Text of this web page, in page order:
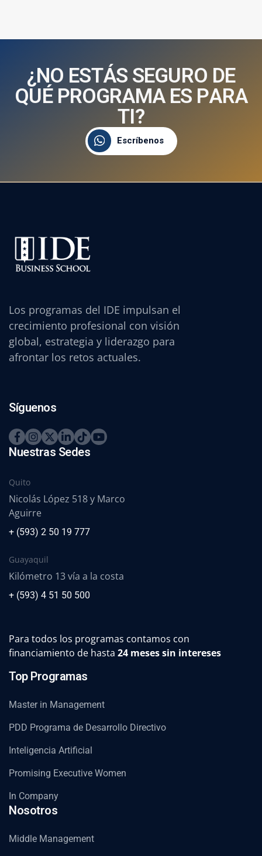
¿NO ESTÁS SEGURO DE
QUÉ PROGRAMA ES PARA
TI?
Escríbenos
Los programas del IDE impulsan el
crecimiento profesional con visión
global, estrategia y liderazgo para
afrontar los retos actuales.
Síguenos
Nuestras Sedes
Quito
Nicolás López 518 y Marco
Aguirre
+ (593) 2 50 19 777
Guayaquil
Kilómetro 13 vía a la costa
+ (593) 4 51 50 500
Para todos los programas contamos con
financiamiento de hasta 24 meses sin intereses
Top Programas
Master in Management
PDD Programa de Desarrollo Directivo
Inteligencia Artificial
Promising Executive Women
In Company
Nosotros
Middle Management